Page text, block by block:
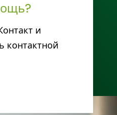
и
контактной